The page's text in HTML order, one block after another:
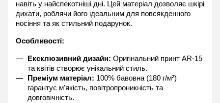
навіть у найспекотніші дні. Цей матеріал дозволяє шкірі
дихати, роблячи його ідеальним для повсякденного
носіння та як стильний подарунок.
Особливості:
Ексклюзивний дизайн: Оригінальний принт AR-15
та квітів створює унікальний стиль.
Преміум матеріал: 100% бавовна (180 г/м²)
гарантує м'якість, повітропроникність та
довговічність.